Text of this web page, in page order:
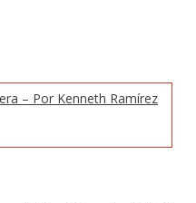
– Por Kenneth Ramírez